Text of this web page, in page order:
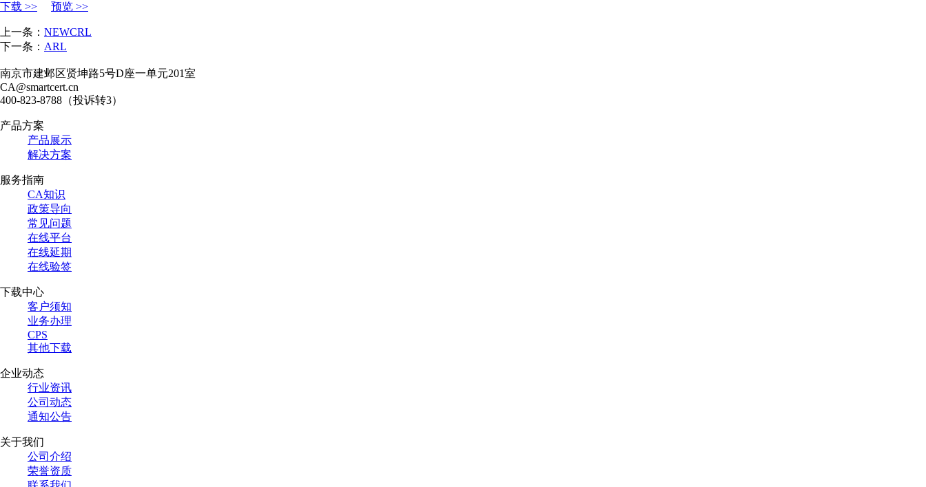
下载 >> 预览 >>
上一条： NEWCRL
下一条： ARL
南京市建邺区贤坤路5号D座一单元201室
CA@smartcert.cn
400-823-8788（投诉转3）
产品方案
产品展示
解决方案
服务指南
CA知识
政策导向
常见问题
在线平台
在线延期
在线验签
下载中心
客户须知
业务办理
CPS
其他下载
企业动态
行业资讯
公司动态
通知公告
关于我们
公司介绍
荣誉资质